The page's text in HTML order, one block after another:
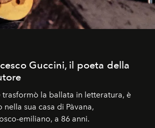
Guccini, il poeta della
trasformò la ballata in letteratura, è
sua casa di Pàvana,
emiliano, a 86 anni.